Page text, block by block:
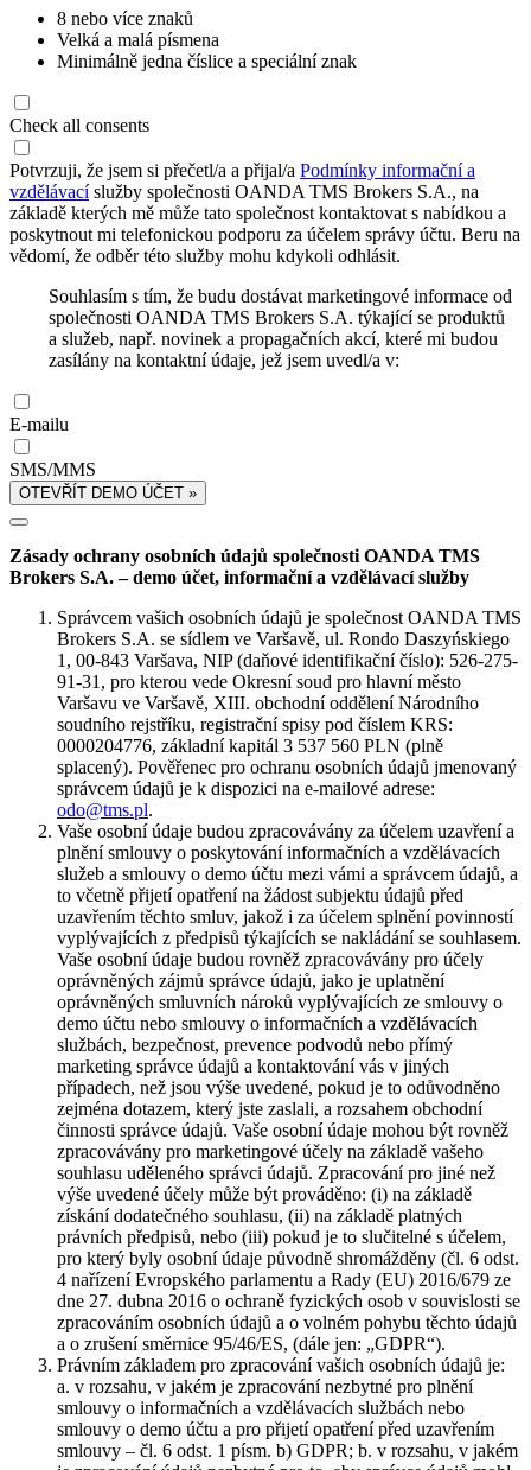
8 nebo více znaků
Velká a malá písmena
Minimálně jedna číslice a speciální znak
Check all consents
Potvrzuji, že jsem si přečetl/a a přijal/a Podmínky informační a
vzdělávacíslužby společnosti OANDA TMS Brokers S.A., na
základě kterých mě může tato společnost kontaktovat s nabídkou a
poskytnout mi telefonickou podporu za účelem správy účtu. Beru na
vědomí, že odběr této služby mohu kdykoli odhlásit.
Souhlasím s tím, že budu dostávat marketingové informace od
společnosti OANDA TMS Brokers S.A. týkající se produktů
a služeb, např. novinek a propagačních akcí, které mi budou
zasílány na kontaktní údaje, jež jsem uvedl/a v:
E-mailu
SMS/MMS
OTEVŘÍT DEMO ÚČET »
Zásady ochrany osobních údajů společnosti OANDA TMS
Brokers S.A. – demo účet, informační a vzdělávací služby
Správcem vašich osobních údajů je společnost OANDA TMS
Brokers S.A. se sídlem ve Varšavě, ul. Rondo Daszyńskiego
1, 00-843 Varšava, NIP (daňové identifikační číslo): 526-275-
91-31, pro kterou vede Okresní soud pro hlavní město
Varšavu ve Varšavě, XIII. obchodní oddělení Národního
soudního rejstříku, registrační spisy pod číslem KRS:
0000204776, základní kapitál 3 537 560 PLN (plně
splacený). Pověřenec pro ochranu osobních údajů jmenovaný
správcem údajů je k dispozici na e-mailové adrese:
odo@tms.pl.
Vaše osobní údaje budou zpracovávány za účelem uzavření a
plnění smlouvy o poskytování informačních a vzdělávacích
služeb a smlouvy o demo účtu mezi vámi a správcem údajů, a
to včetně přijetí opatření na žádost subjektu údajů před
uzavřením těchto smluv, jakož i za účelem splnění povinností
vyplývajících z předpisů týkajících se nakládání se souhlasem.
Vaše osobní údaje budou rovněž zpracovávány pro účely
oprávněných zájmů správce údajů, jako je uplatnění
oprávněných smluvních nároků vyplývajících ze smlouvy o
demo účtu nebo smlouvy o informačních a vzdělávacích
službách, bezpečnost, prevence podvodů nebo přímý
marketing správce údajů a kontaktování vás v jiných
případech, než jsou výše uvedené, pokud je to odůvodněno
zejména dotazem, který jste zaslali, a rozsahem obchodní
činnosti správce údajů. Vaše osobní údaje mohou být rovněž
zpracovávány pro marketingové účely na základě vašeho
souhlasu uděleného správci údajů. Zpracování pro jiné než
výše uvedené účely může být prováděno: (i) na základě
získání dodatečného souhlasu, (ii) na základě platných
právních předpisů, nebo (iii) pokud je to slučitelné s účelem,
pro který byly osobní údaje původně shromážděny (čl. 6 odst.
4 nařízení Evropského parlamentu a Rady (EU) 2016/679 ze
dne 27. dubna 2016 o ochraně fyzických osob v souvislosti se
zpracováním osobních údajů a o volném pohybu těchto údajů
a o zrušení směrnice 95/46/ES, (dále jen: „GDPR“).
Právním základem pro zpracování vašich osobních údajů je:
a. v rozsahu, v jakém je zpracování nezbytné pro plnění
smlouvy o informačních a vzdělávacích službách nebo
smlouvy o demo účtu a pro přijetí opatření před uzavřením
smlouvy – čl. 6 odst. 1 písm. b) GDPR; b. v rozsahu, v jakém